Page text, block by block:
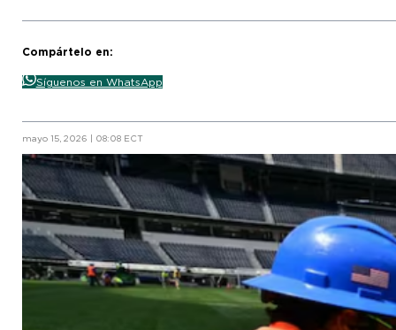
Compártelo en:
Síguenos en WhatsApp
mayo 15, 2026 | 08:08 ECT